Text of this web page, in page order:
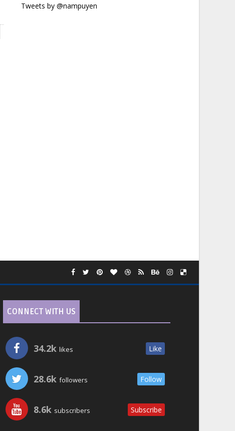
Tweets by @nampuyen
CONNECT WITH US
34.2k likes Like
28.6k followers Follow
8.6k subscribers Subscribe